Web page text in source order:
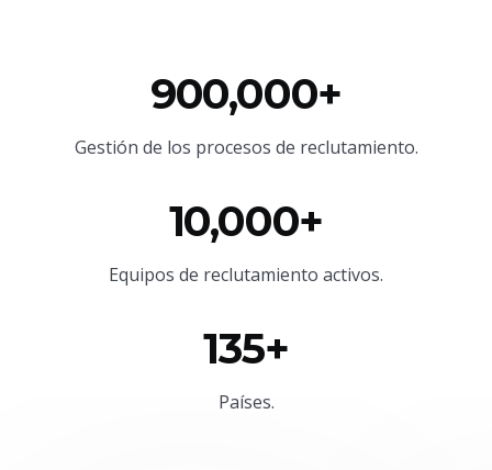
900,000+
Gestión de los procesos de reclutamiento.
10,000+
Equipos de reclutamiento activos.
135+
Países.